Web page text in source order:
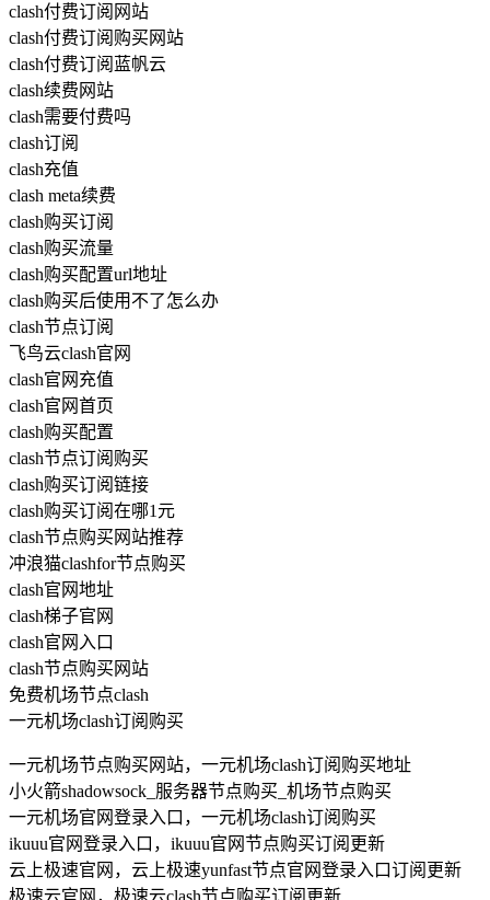
clash付费订阅网站
clash付费订阅购买网站
clash付费订阅蓝帆云
clash续费网站
clash需要付费吗
clash订阅
clash充值
clash meta续费
clash购买订阅
clash购买流量
clash购买配置url地址
clash购买后使用不了怎么办
clash节点订阅
飞鸟云clash官网
clash官网充值
clash官网首页
clash购买配置
clash节点订阅购买
clash购买订阅链接
clash购买订阅在哪1元
clash节点购买网站推荐
冲浪猫clashfor节点购买
clash官网地址
clash梯子官网
clash官网入口
clash节点购买网站
免费机场节点clash
一元机场clash订阅购买
一元机场节点购买网站，一元机场clash订阅购买地址
小火箭shadowsock_服务器节点购买_机场节点购买
一元机场官网登录入口，一元机场clash订阅购买
ikuuu官网登录入口，ikuuu官网节点购买订阅更新
云上极速官网，云上极速yunfast节点官网登录入口订阅更新
极速云官网，极速云clash节点购买订阅更新